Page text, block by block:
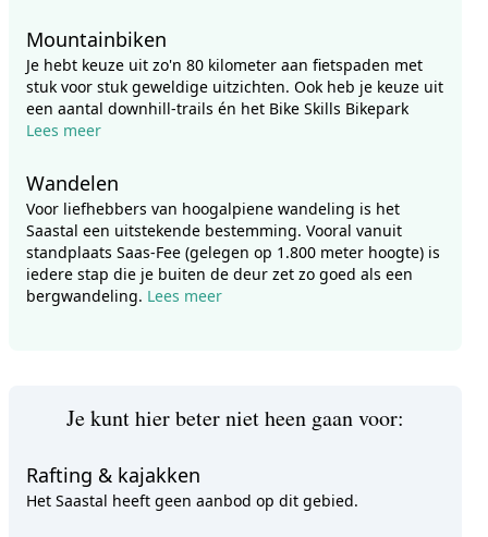
Mountainbiken
Je hebt keuze uit zo'n 80 kilometer aan fietspaden met
stuk voor stuk geweldige uitzichten. Ook heb je keuze uit
een aantal downhill-trails én het Bike Skills Bikepark
Lees meer
Wandelen
Voor liefhebbers van hoogalpiene wandeling is het
Saastal een uitstekende bestemming. Vooral vanuit
standplaats Saas-Fee (gelegen op 1.800 meter hoogte) is
iedere stap die je buiten de deur zet zo goed als een
bergwandeling. Lees meer
Je kunt hier beter niet heen gaan voor:
Rafting & kajakken
Het Saastal heeft geen aanbod op dit gebied.